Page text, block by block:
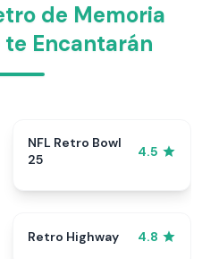
de Memoria
Encantarán
NFL Retro Bowl
25
4.5
Retro Highway 4.8